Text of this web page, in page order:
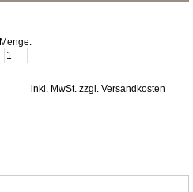
Menge:
inkl. MwSt. zzgl. Versandkosten